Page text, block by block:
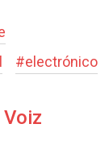
#electrónico